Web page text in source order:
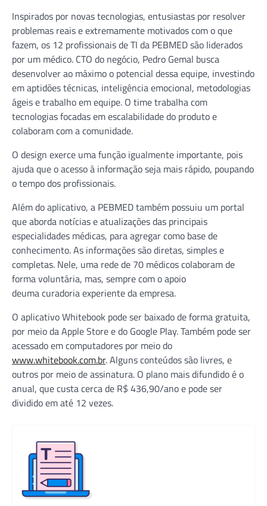
Inspirados por novas tecnologias, entusiastas por resolver
problemas reais e extremamente motivados com o que
fazem, os 12 profissionais de TI da PEBMED são liderados
por um médico. CTO do negócio, Pedro Gemal busca
desenvolver ao máximo o potencial dessa equipe, investindo
em aptidões técnicas, inteligência emocional, metodologias
ágeis e trabalho em equipe. O time trabalha com
tecnologias focadas em escalabilidade do produto e
colaboram com a comunidade.
O design exerce uma função igualmente importante, pois
ajuda que o acesso à informação seja mais rápido, poupando
o tempo dos profissionais.
Além do aplicativo, a PEBMED também possuiu um portal
que aborda notícias e atualizações das principais
especialidades médicas, para agregar como base de
conhecimento. As informações são diretas, simples e
completas. Nele, uma rede de 70 médicos colaboram de
forma voluntária, mas, sempre com o apoio
deuma curadoria experiente da empresa.
O aplicativo Whitebook pode ser baixado de forma gratuita,
por meio da Apple Store e do Google Play. Também pode ser
acessado em computadores por meio do
www.whitebook.com.br. Alguns conteúdos são livres, e
outros por meio de assinatura. O plano mais difundido é o
anual, que custa cerca de R$ 436,90/ano e pode ser
dividido em até 12 vezes.